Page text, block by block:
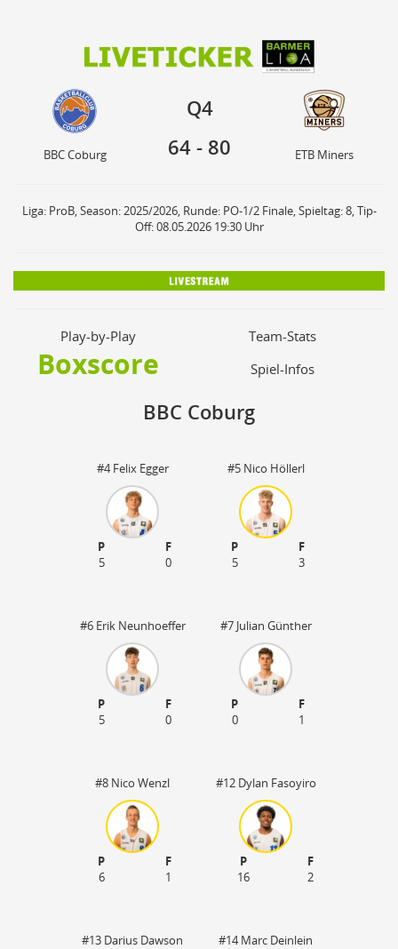
BBC Coburg ETB Miners
Q4
64 - 80
BBC Coburg ETB Miners
Liga: ProB, Season: 2025/2026, Runde: PO-1/2 Finale, Spieltag: 8, Tip-
Off: 08.05.2026 19:30 Uhr
Play-by-Play Team-Stats
Boxscore Spiel-Infos
BBC Coburg
#4 Felix Egger
P
F
5
0
#5 Nico Höllerl
P
F
5
3
#6 Erik Neunhoeffer
P
F
5
0
#7 Julian Günther
P
F
0
1
#8 Nico Wenzl
P
F
6
1
#12 Dylan Fasoyiro
P
F
16
2
#13 Darius Dawson #14 Marc Deinlein